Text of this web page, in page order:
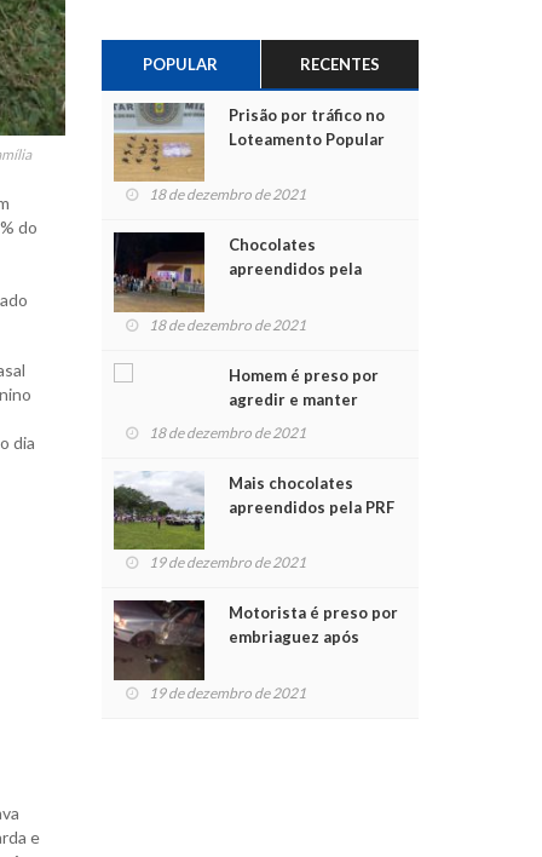
do
dia
e
POPULAR RECENTES
Prisão por tráfico no
Loteamento Popular
18 de dezembro de 2021
Chocolates
apreendidos pela
para crianças na
18 de dezembro de 2021
Homem é preso por
agredir e manter
mulher em cárcere
18 de dezembro de 2021
Mais chocolates
apreendidos pela PRF
crianças no Natal
19 de dezembro de 2021
Motorista é preso por
embriaguez após
feridos
19 de dezembro de 2021